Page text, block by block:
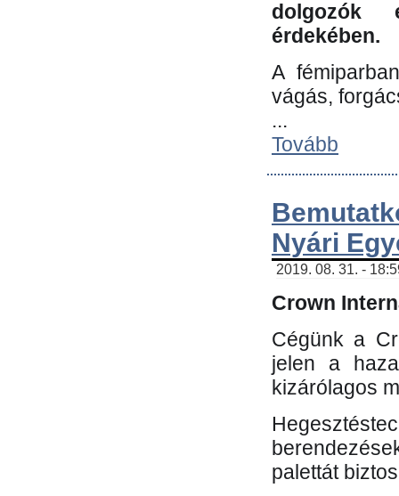
dolgozók
érdekében.
A
vágás,
...
Tovább
Nyári
2019. 08. 31. -
Crown
Cégünk a
jelen a
kizárólagos
palettát